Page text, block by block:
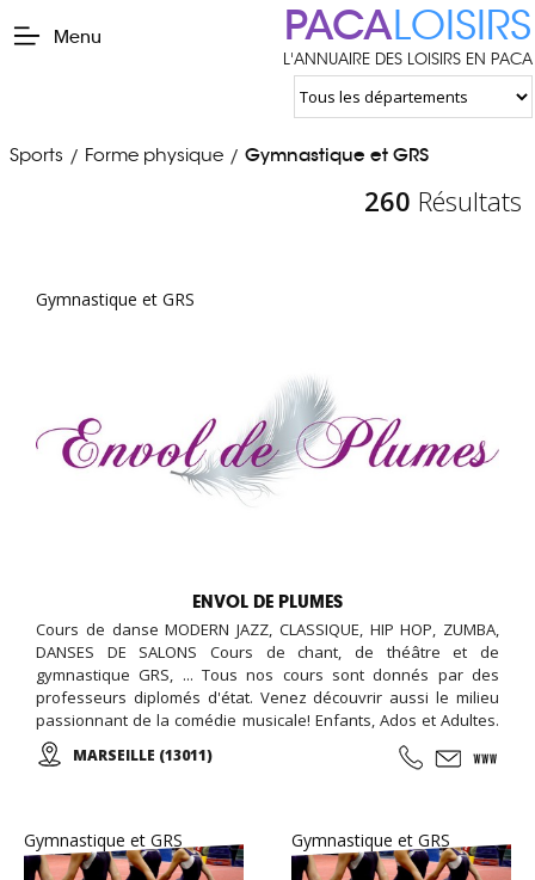
Menu PACALOISIRS
L'ANNUAIRE DES LOISIRS EN PACA
Sports / Forme physique / Gymnastique et GRS
260 Résultats
Gymnastique et GRS
ENVOL DE PLUMES
Cours de danse MODERN JAZZ, CLASSIQUE, HIP HOP, ZUMBA,
DANSES DE SALONS Cours de chant, de théâtre et de
gymnastique GRS, ... Tous nos cours sont donnés par des
professeurs diplomés d'état. Venez découvrir aussi le milieu
passionnant de la comédie musicale! Enfants, Ados et Adultes.
Stages vacances, Anniversaires, ... Cours d'essai offert !
MARSEILLE (13011)
Gymnastique et GRS Gymnastique et GRS